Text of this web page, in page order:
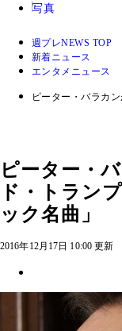
写真
週プレNEWS TOP
新着ニュース
エンタメニュース
ピーター・バラカ
ピーター・
ド・トラン
ック名曲」
2016年12月17日 10:00 更新